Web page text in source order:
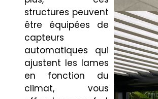
structures peuvent
être équipées de
capteurs
automatiques qui
ajustent les lames
en fonction du
climat, vous